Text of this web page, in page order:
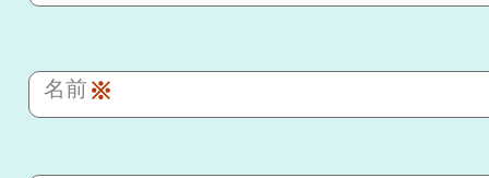
名前 ※